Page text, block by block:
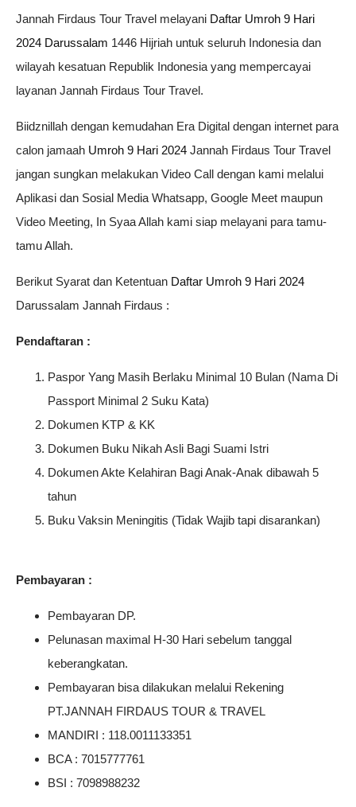
Jannah Firdaus Tour Travel melayani Daftar Umroh 9 Hari
2024 Darussalam 1446 Hijriah untuk seluruh Indonesia dan
wilayah kesatuan Republik Indonesia yang mempercayai
layanan Jannah Firdaus Tour Travel.
Biidznillah dengan kemudahan Era Digital dengan internet para
calon jamaah Umroh 9 Hari 2024 Jannah Firdaus Tour Travel
jangan sungkan melakukan Video Call dengan kami melalui
Aplikasi dan Sosial Media Whatsapp, Google Meet maupun
Video Meeting, In Syaa Allah kami siap melayani para tamu-
tamu Allah.
Berikut Syarat dan Ketentuan Daftar Umroh 9 Hari 2024
Darussalam Jannah Firdaus :
Pendaftaran :
Paspor Yang Masih Berlaku Minimal 10 Bulan (Nama Di
Passport Minimal 2 Suku Kata)
Dokumen KTP & KK
Dokumen Buku Nikah Asli Bagi Suami Istri
Dokumen Akte Kelahiran Bagi Anak-Anak dibawah 5
tahun
Buku Vaksin Meningitis (Tidak Wajib tapi disarankan)
Pembayaran :
Pembayaran DP.
Pelunasan maximal H-30 Hari sebelum tanggal
keberangkatan.
Pembayaran bisa dilakukan melalui Rekening
PT.JANNAH FIRDAUS TOUR & TRAVEL
MANDIRI : 118.0011133351
BCA : 7015777761
BSI : 7098988232